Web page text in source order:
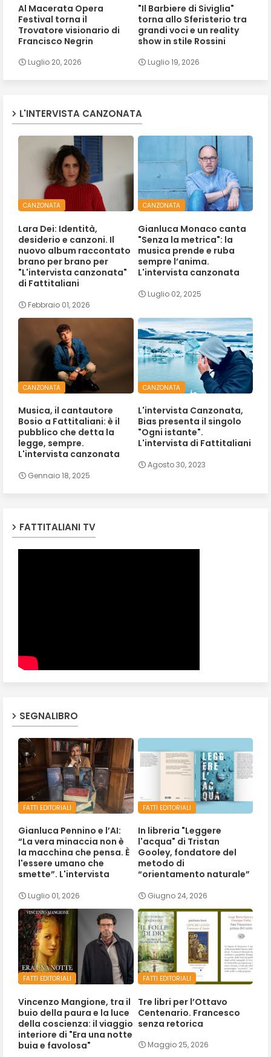
Al Macerata Opera
Festival torna il
Trovatore visionario di
Francisco Negrin
Luglio 20, 2026
"Il Barbiere di Siviglia"
torna allo Sferisterio tra
grandi voci e un reality
show in stile Rossini
Luglio 19, 2026
L'INTERVISTA CANZONATA
CANZONATA
Lara Dei: Identità,
desiderio e canzoni. Il
nuovo album raccontato
brano per brano per
"L'intervista canzonata"
di Fattitaliani
Febbraio 01, 2026
CANZONATA
Gianluca Monaco canta
"Senza la metrica": la
musica prende e ruba
sempre l’anima.
L'intervista canzonata
Luglio 02, 2025
CANZONATA
Musica, il cantautore
Bosio a Fattitaliani: è il
pubblico che detta la
legge, sempre.
L'intervista canzonata
Gennaio 18, 2025
CANZONATA
L'intervista Canzonata,
Bias presenta il singolo
"Ogni istante".
L'intervista di Fattitaliani
Agosto 30, 2023
FATTITALIANI TV
SEGNALIBRO
FATTI EDITORIALI
Gianluca Pennino e l’AI:
“La vera minaccia non è
la macchina che pensa. È
l'essere umano che
smette”. L'intervista
Luglio 01, 2026
FATTI EDITORIALI
In libreria "Leggere
l'acqua" di Tristan
Gooley, fondatore del
metodo di
“orientamento naturale”
Giugno 24, 2026
FATTI EDITORIALI
Vincenzo Mangione, tra il
buio della paura e la luce
della coscienza: il viaggio
interiore di "Era una notte
buia e favolosa"
FATTI EDITORIALI
Tre libri per l’Ottavo
Centenario. Francesco
senza retorica
Maggio 25, 2026